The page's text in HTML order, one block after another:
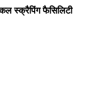
स्क्रैपिंग फैसिलिटी